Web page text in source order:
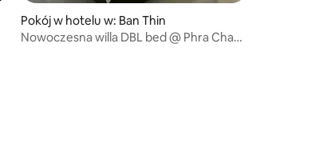
Pokój w hotelu w: Ban Thin
Nowoczesna willa DBL bed @ Phra Chan